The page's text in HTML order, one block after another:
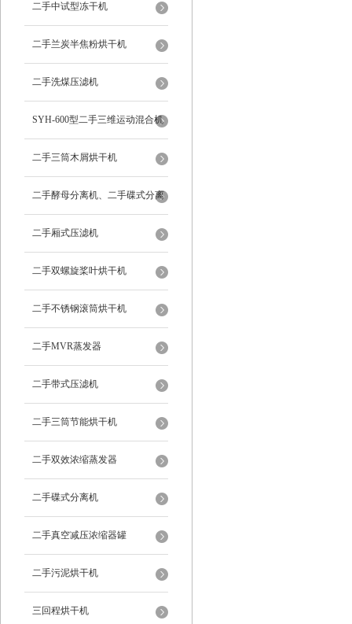
二手中试型冻干机
二手兰炭半焦粉烘干机
二手洗煤压滤机
SYH-600型二手三维运动混合机
二手三筒木屑烘干机
二手酵母分离机、二手碟式分离
机
二手厢式压滤机
二手双螺旋桨叶烘干机
二手不锈钢滚筒烘干机
二手MVR蒸发器
二手带式压滤机
二手三筒节能烘干机
二手双效浓缩蒸发器
二手碟式分离机
二手真空减压浓缩器罐
二手污泥烘干机
三回程烘干机